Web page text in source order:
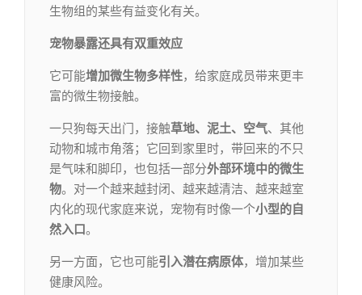
生物组的某些有益变化有关。
宠物暴露还具有双重效应
它可能增加微生物多样性，给家庭成员带来更丰
富的微生物接触。
一只狗每天出门，接触草地、泥土、空气、其他
动物和城市角落；它回到家里时，带回来的不只
是气味和脚印，也包括一部分外部环境中的微生
物。对一个越来越封闭、越来越清洁、越来越室
内化的现代家庭来说，宠物有时像一个小型的自
然入口。
另一方面，它也可能引入潜在病原体，增加某些
健康风险。